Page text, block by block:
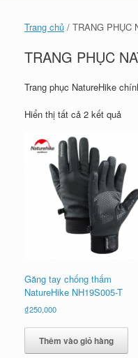
Trang chủ / TRANG PHỤC
TRANG PHỤC
Trang phục NatureHike
Hiển thị tất cả 2 kết quảĐã
mới
nhất
Găng tay chống thấm
NatureHike NH19S005-T
₫250,000
Thêm vào giỏ hàng